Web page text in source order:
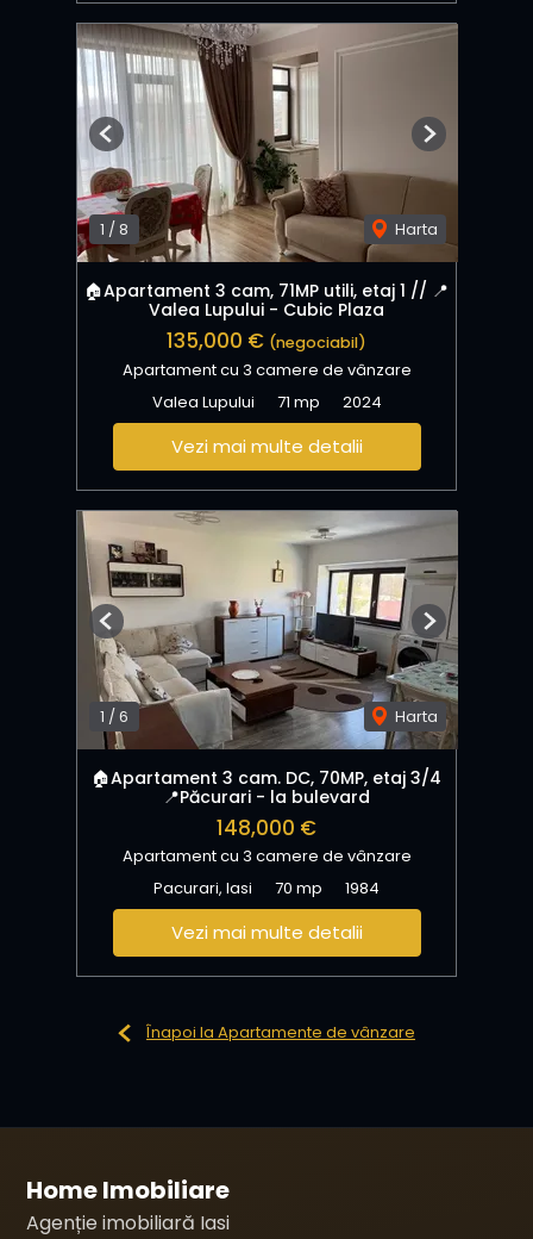
1 /8 Harta
Previous Next
🏠Apartament 3 cam, 71MP utili, etaj 1 // 📍
Valea Lupului - Cubic Plaza
135,000 € (negociabil)
Apartament cu 3 camere de vânzare
Valea Lupului
71 mp 2024
Vezi mai multe detalii
1 /6 Harta
Previous Next
🏠Apartament 3 cam. DC, 70MP, etaj 3/4
📍Păcurari - la bulevard
148,000 €
Apartament cu 3 camere de vânzare
Pacurari, Iasi
70 mp 1984
Vezi mai multe detalii
Înapoi la Apartamente de vânzare
Home Imobiliare
Agenție imobiliară Iasi